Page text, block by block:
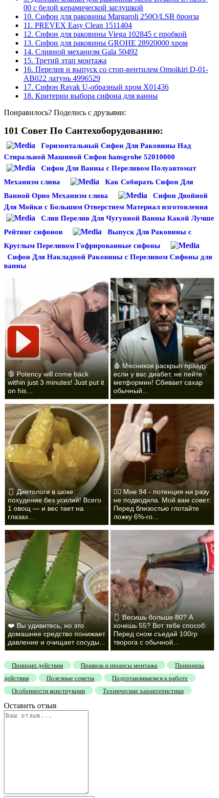
00 с белой керамической заглушкой
10. Сифон для раковины Margaroli 250O/LSB бронза
11. PREVEX Easy Clean 1511404
12. Сифон для раковины Viega 102845 с пробкой
13. Сифон для раковины GROHE 28920000 хром
14. Сливной механизм Gala 50492
15. Третий этап монтажа
16. Перелив и выпуск со стоп-вентилем Omoikiri D-01-
AB022 латунь 4996529
17. Сифон Ravak U-образный хром X01436
18. Критерии выбора сифона для ванны
Понравилось? Поделись с друзьями:
101 Совет По Сантехоборудованию:
Горизонтальный Сифон Для Раковины Над
Стиральной Машиной Сифон hansgrohe 52010000
Сифон Для Ванны с Переливом Полуавтомат
Механизм слива
Как Собирать Сифон Для
Ванной Орио Механизм слива
Сифон Двойной
Для Мойки с Большим Отверстием Материал изготовления
Слив Перелив Для Чугунной Ванны Какой Лучше
Рейтинг сифонов
Выпуск Для Раковины с
Круглым Переливом Гофрированные сифоны
Сифон Для Накладной Раковины с Переливом Сифоны для
ванны
🔞 Potency will come back
within just 3 minutes! Just put it
on his…
🩸 Мясников раскрыл правду:
если у вас диабет, не пейте
метформин! Сбивает сахар
обычный...
🩱 Диетологи в шоке:
похудение без усилий! Всего
1 овощ — и вес тает на
глазах…
❤️‍🔥 Мне 94 - потенция ни разу
не подводила. Мой вам совет:
Перед близостью глотайте
ложку 6%-го...
❤️ Вы удивитесь, но это
домашнее средство понижает
давление и очищает сосуды...
🩱 Весишь больше 80? А
хочешь 55? Вот тебе способ:
Перед сном съедай 100гр
творога с обычной...
Принцип действия Правила и нюансы монтажа
Принципы
действия
Полезные советы
Подготавливаемся к работе
Особенности конструкции
Технические характеристики
Оставить отзыв